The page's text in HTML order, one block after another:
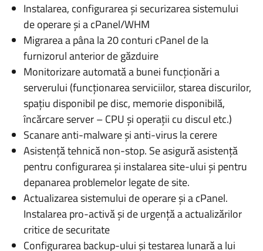
Instalarea, configurarea și securizarea sistemului
de operare și a cPanel/WHM
Migrarea a pâna la 20 conturi cPanel de la
furnizorul anterior de găzduire
Monitorizare automată a bunei funcționări a
serverului (funcționarea serviciilor, starea discurilor,
spațiu disponibil pe disc, memorie disponibilă,
încărcare server – CPU și operații cu discul etc.)
Scanare anti-malware și anti-virus la cerere
Asistență tehnică non-stop. Se asigură asistență
pentru configurarea și instalarea site-ului și pentru
depanarea problemelor legate de site.
Actualizarea sistemului de operare și a cPanel.
Instalarea pro-activă și de urgență a actualizărilor
critice de securitate
Configurarea backup-ului și testarea lunară a lui